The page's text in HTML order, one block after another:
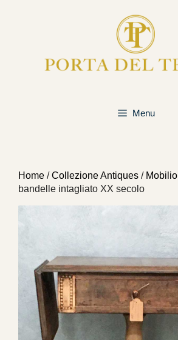
Menu
Home /Collezione Antiques / Mobilio
bandelle intagliato XX secolo